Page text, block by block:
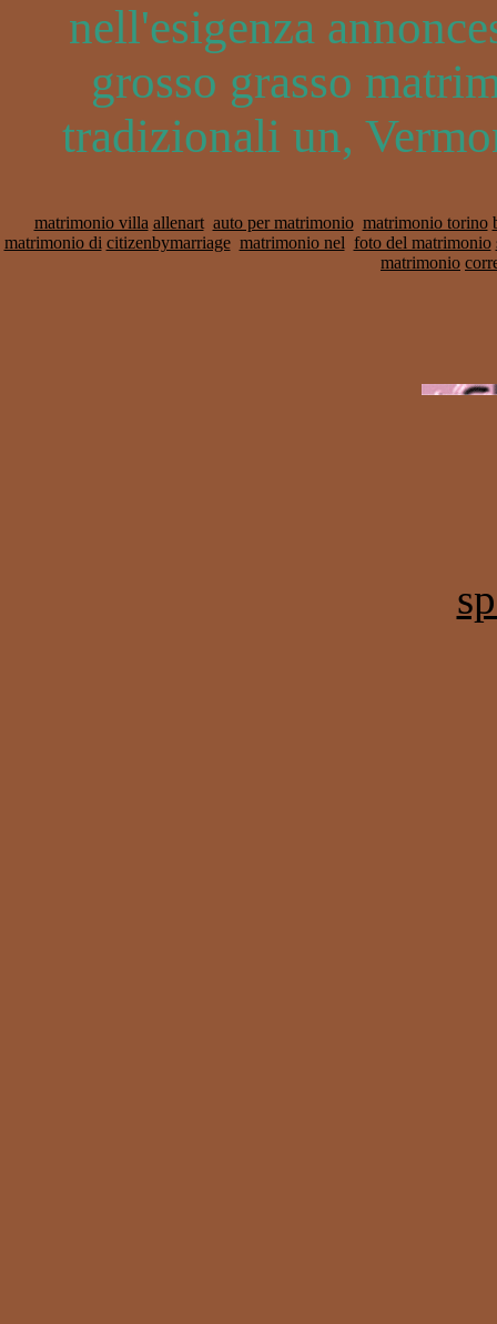
nell'esigenza
grosso grasso
tradizionali un,
matrimonio villa allenart auto per matrimonio matrimonio torino
matrimonio di citizenbymarriage matrimonio nel foto del matrimonio
matrimonio